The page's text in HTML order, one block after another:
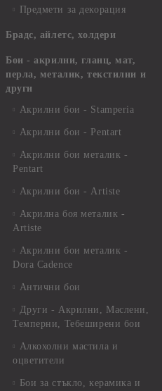
Предмети за декорация
Брадс, айлетс, холдери
Бои - акрилни, гланц, мат,
перла, металик, текстилни и
други
Акрилни бои - Stamperia
Акрилни бои - Pentart
Акрилни бои металик -
Pentart
Акрилни бои - Artiste
Акрилна боя металик -
Artiste
Акрилни бои металик -
Dora Cadence
Антични бои
Други - Акрилни, Маслени,
Темперни, Тебеширени бои
Алкохолни мастила и
оцветители
Бои за стъкло, керамика и